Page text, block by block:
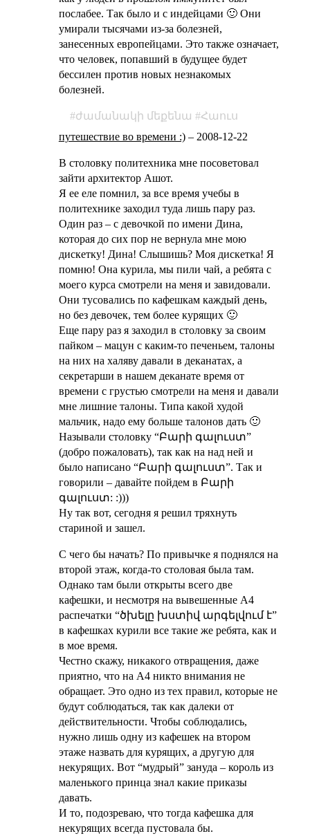
послабее. Так было и с индейцами 🙂 Они
умирали тысячами из-за болезней,
занесенных европейцами. Это также означает,
что человек, попавший в будущее будет
бессилен против новых незнакомых
болезней.
ժամանակի մեքենա
Հաուս
путешествие во времени :)– 2008-12-22
В столовку политехника мне посоветовал
зайти архитектор Ашот.
Я ее еле помнил, за все время учебы в
политехнике заходил туда лишь пару раз.
Один раз – с девочкой по имени Дина,
которая до сих пор не вернула мне мою
дискетку! Дина! Слышишь? Моя дискетка! Я
помню! Она курила, мы пили чай, а ребята с
моего курса смотрели на меня и завидовали.
Они тусовались по кафешкам каждый день,
но без девочек, тем более курящих 🙂
Еще пару раз я заходил в столовку за своим
пайком – мацун с каким-то печеньем, талоны
на них на халяву давали в деканатах, а
секретарши в нашем деканате время от
времени с грустью смотрели на меня и давали
мне лишние талоны. Типа какой худой
мальчик, надо ему больше талонов дать 🙂
Называли столовку “Բարի գալուստ”
(добро пожаловать), так как на над ней и
было написано “Բարի գալուստ”. Так и
говорили – давайте пойдем в Բարի
գալուստ: :)))
Ну так вот, сегодня я решил тряхнуть
стариной и зашел.
С чего бы начать? По привычке я поднялся на
второй этаж, когда-то столовая была там.
Однако там были открыты всего две
кафешки, и несмотря на вывешенные А4
распечатки “ծխելը խստիվ արգելվում է”
в кафешках курили все такие же ребята, как и
в мое время.
Честно скажу, никакого отвращения, даже
приятно, что на А4 никто внимания не
обращает. Это одно из тех правил, которые не
будут соблюдаться, так как далеки от
действительности. Чтобы соблюдались,
нужно лишь одну из кафешек на втором
этаже назвать для курящих, а другую для
некурящих. Вот “мудрый” зануда – король из
маленького принца знал какие приказы
давать.
И то, подозреваю, что тогда кафешка для
некурящих всегда пустовала бы.